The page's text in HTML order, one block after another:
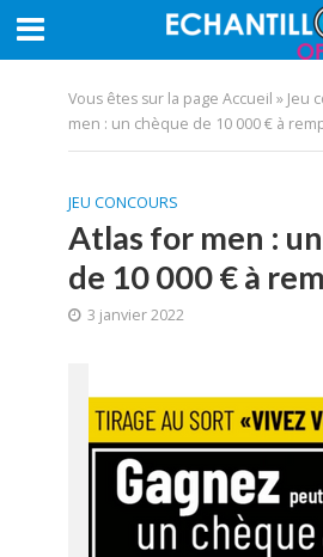
Vous êtes sur la page Accueil » Jeu
men : un chèque de 10 000 € à
JEU CONCOURS
Atlas for men :
de 10 000 € à
3 janvier 2022